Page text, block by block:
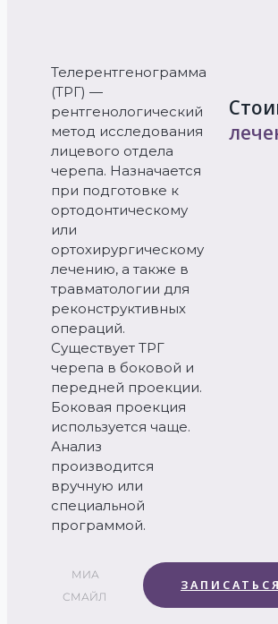
Телерентгенограмма
(ТРГ) —
рентгенологический
метод исследования
лицевого отдела
черепа. Назначается
при подготовке к
ортодонтическому
или
ортохирургическому
лечению, а также в
травматологии для
реконструктивных
операций.
Существует ТРГ
черепа в боковой и
передней проекции.
Боковая проекция
используется чаще.
Анализ
производится
вручную или
специальной
программой.
МИА
СМАЙЛ
ЗАПИСАТЬСЯ